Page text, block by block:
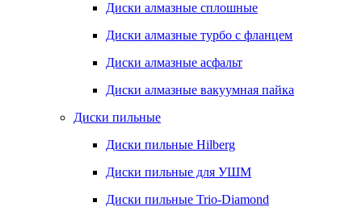
Диски алмазные сплошные
Диски алмазные турбо с фланцем
Диски алмазные асфальт
Диски алмазные вакуумная пайка
Диски пильные
Диски пильные Hilberg
Диски пильные для УШМ
Диски пильные Trio-Diamond